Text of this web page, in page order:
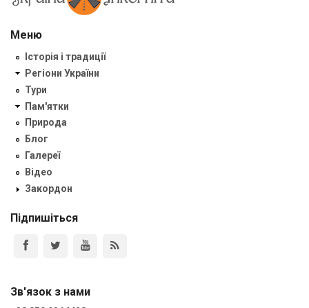
Меню
Історія і традиції
Регіони України
Тури
Пам'ятки
Природа
Блог
Галереї
Відео
Закордон
Підпишіться
Зв'язок з нами